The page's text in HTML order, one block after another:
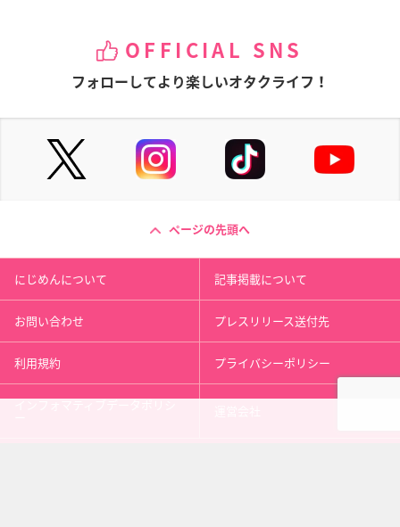
OFFICIAL SNS
フォローしてより楽しいオタクライフ！
ページの先頭へ
にじめんについて 記事掲載について
お問い合わせ プレスリリース送付先
利用規約 プライバシーポリシー
インフォマティブデータポリシ